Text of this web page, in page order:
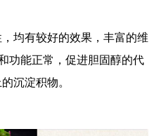
均有较好的效果，丰富的维
功能正常，促进胆固醇的代
沉淀积物。